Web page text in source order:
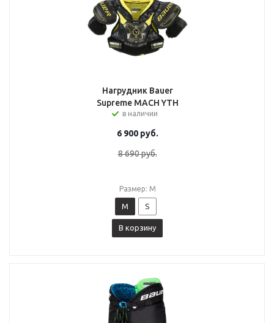
Нагрудник Bauer
Supreme MACH YTH
в наличии
6 900руб.
8 690руб.
Размер: M
M S
В корзину